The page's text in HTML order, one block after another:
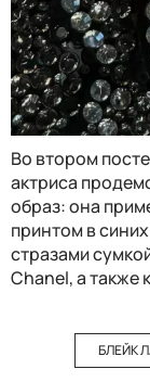
Во втором
актриса
образ: она
принтом в
стразами
Chanel, а также
БЛЕЙК